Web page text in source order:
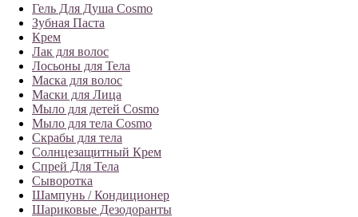
Гель Для Душа Cosmo
Зубная Паста
Крем
Лак для волос
Лосьоны для Тела
Маска для волос
Маски для Лица
Мыло для детей Cosmo
Мыло для тела Cosmo
Скрабы для тела
Солнцезащитный Крем
Спрей Для Тела
Сыворотка
Шампунь / Кондиционер
Шариковые Дезодоранты